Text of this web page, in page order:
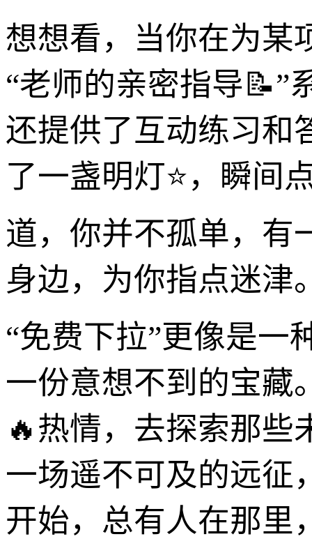
想想看，当你在为某
“老师的亲密指导📝”
还提供了互动练习和
了一盏明灯⭐，瞬间
道，你并不孤单，有
身边，为你指点迷津
“免费下拉”更像是一
一份意想不到的宝藏
🔥热情，去探索那些
一场遥不可及的远征
开始，总有人在那里